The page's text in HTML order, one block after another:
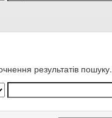
результатів пошуку.